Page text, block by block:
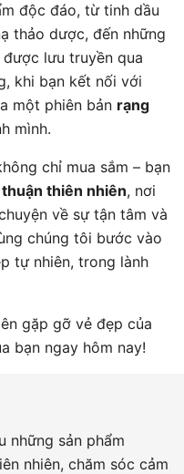
độc đáo, từ tinh dầu
thảo dược, đến những
lưu truyền qua
khi bạn kết nối với
một phiên bản rạng
mình.
chỉ mua sắm – bạn
thiên nhiên, nơi
về sự tận tâm và
chúng tôi bước vào
tự nhiên, trong lành
gặp gỡ vẻ đẹp của
bạn ngay hôm nay!
những sản phẩm
nhiên, chăm sóc cảm